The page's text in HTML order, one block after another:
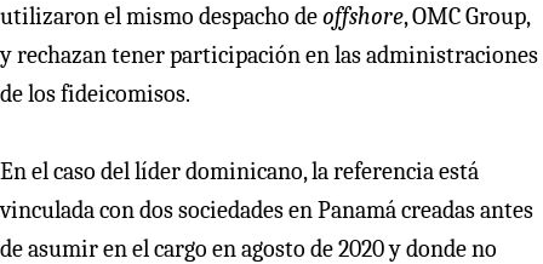
utilizaron el mismo despacho deoffshore, OMC Group,
y rechazan tener participación en las administraciones
de los fideicomisos.
En el caso del líder dominicano, la referencia está
vinculada con dos sociedades en Panamá creadas antes
de asumir en el cargo en agosto de 2020 y donde no